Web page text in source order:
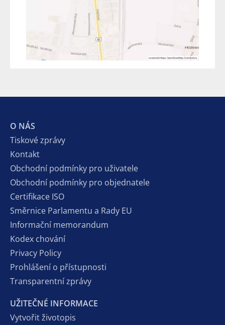
O NÁS
Tiskové zprávy
Kontakt
Obchodní podmínky pro uživatele
Obchodní podmínky pro objednatele
Certifikace ISO
Směrnice Parlamentu a Rady EU
Informační memorandum
Kodex chování
Privacy Policy
Prohlášení o přístupnosti
Transparentní zprávy
UŽITEČNÉ INFORMACE
Vytvořit životopis